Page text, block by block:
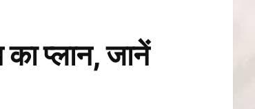
प्लान, जानें